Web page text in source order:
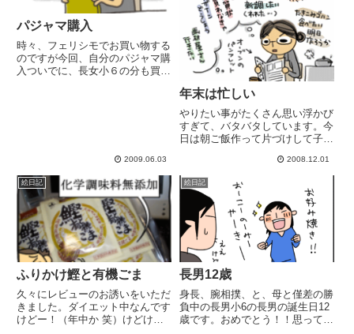
パジャマ購入
時々、フェリシモでお買い物する
のですが今回、自分のパジャマ購
入ついでに、長女小６の分も買っ
2009.06.03
年末は忙しい
やりたい事がたくさん思い浮かび
すぎて、バタバタしています。今
日は朝ご飯作って片づけして子供
って晩御飯と明日の朝食の買い物
行って洗濯して作り置き食材の調
理しながら子供部屋の掃除して1
階の掃除して窓に結露ｽﾌﾟﾚｰ...
2008.12.01
絵日記
ふりかけ鰹と有機ごま
久々にレビューのお誘いをいただ
きました。ダイエット中なんです
けどー！（年中か 笑）けどけ
絵日記
長男12歳
身長、腕相撲、と、母と僅差の勝
負中の長男小6の長男の誕生日12
歳です。おめでとう！！思ってた